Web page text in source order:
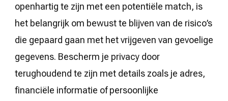
openhartig te zijn met een potentiële match, is
het belangrijk om bewust te blijven van de risico’s
die gepaard gaan met het vrijgeven van gevoelige
gegevens. Bescherm je privacy door
terughoudend te zijn met details zoals je adres,
financiële informatie of persoonlijke